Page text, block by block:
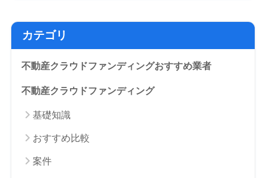
カテゴリ
不動産クラウドファンディングおすすめ業者
不動産クラウドファンディング
基礎知識
おすすめ比較
案件